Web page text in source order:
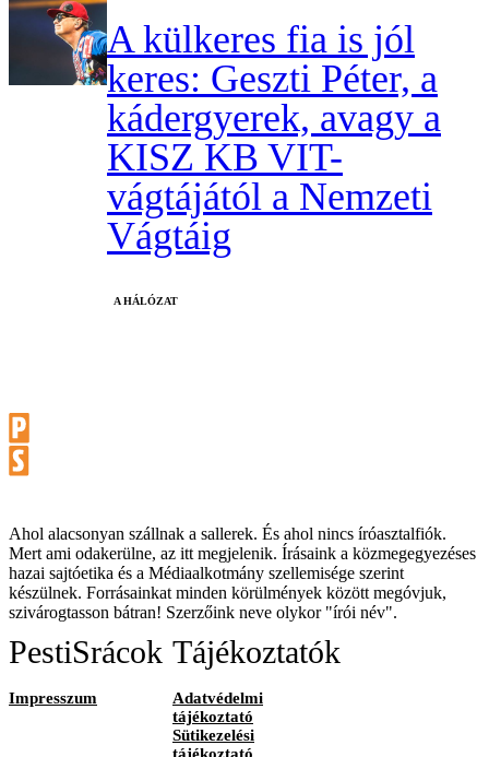
A külkeres fia is jól
keres: Geszti Péter, a
kádergyerek, avagy a
KISZ KB VIT-
vágtájától a Nemzeti
Vágtáig
A HÁLÓZAT
Ahol alacsonyan szállnak a sallerek. És ahol nincs íróasztalfiók.
Mert ami odakerülne, az itt megjelenik. Írásaink a közmegegyezéses
hazai sajtóetika és a Médiaalkotmány szellemisége szerint
készülnek. Forrásainkat minden körülmények között megóvjuk,
szivárogtasson bátran! Szerzőink neve olykor "írói név".
PestiSrácok
Impresszum
Tájékoztatók
Adatvédelmi
tájékoztató
Sütikezelési
tájékoztató